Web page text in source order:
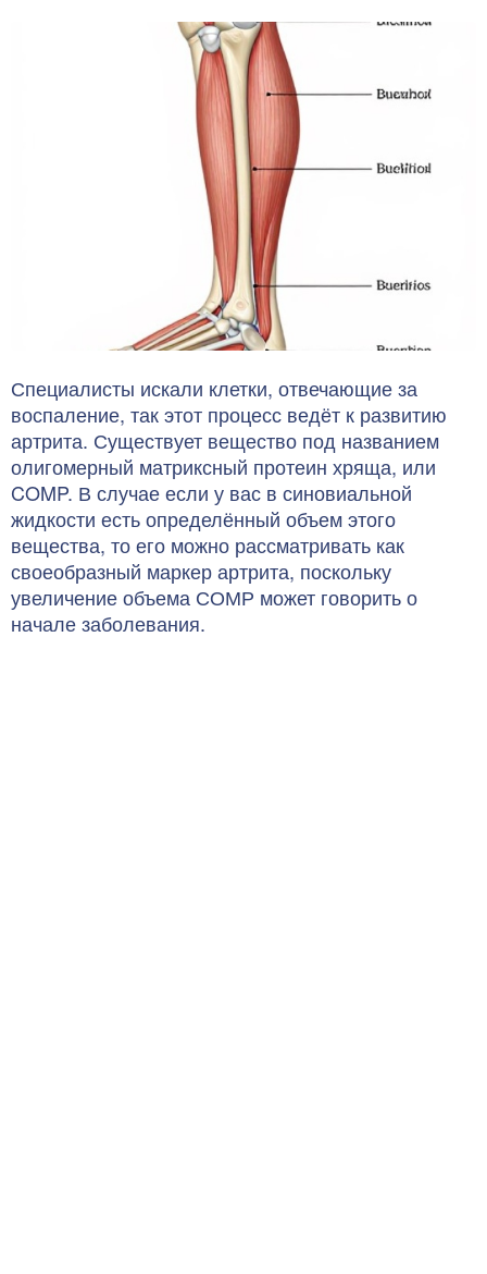
Специалисты искали клетки, отвечающие за
воспаление, так этот процесс ведёт к развитию
артрита. Существует вещество под названием
олигомерный матриксный протеин хряща, или
COMP. В случае если у вас в синовиальной
жидкости есть определённый объем этого
вещества, то его можно рассматривать как
своеобразный маркер артрита, поскольку
увеличение объема СОМР может говорить о
начале заболевания.